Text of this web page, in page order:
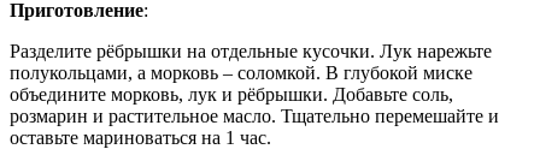
Приготовление:
Разделите рёбрышки на отдельные кусочки. Лук нарежьте
полукольцами, а морковь – соломкой. В глубокой миске
объедините морковь, лук и рёбрышки. Добавьте соль,
розмарин и растительное масло. Тщательно перемешайте и
оставьте мариноваться на 1 час.